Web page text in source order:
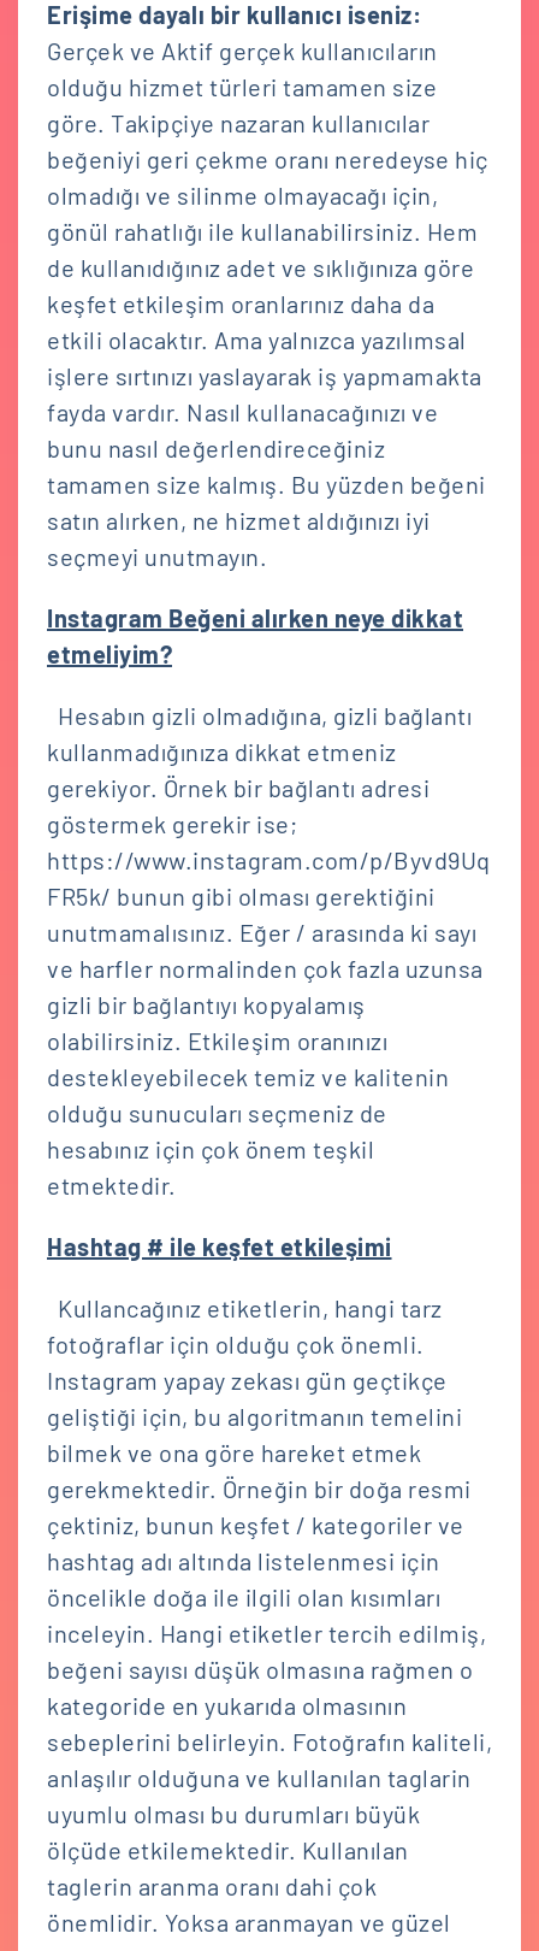
Erişime dayalı bir kullanıcı iseniz:
Gerçek ve Aktif gerçek kullanıcıların
olduğu hizmet türleri tamamen size
göre. Takipçiye nazaran kullanıcılar
beğeniyi geri çekme oranı neredeyse hiç
olmadığı ve silinme olmayacağı için,
gönül rahatlığı ile kullanabilirsiniz. Hem
de kullanıdığınız adet ve sıklığınıza göre
keşfet etkileşim oranlarınız daha da
etkili olacaktır. Ama yalnızca yazılımsal
işlere sırtınızı yaslayarak iş yapmamakta
fayda vardır. Nasıl kullanacağınızı ve
bunu nasıl değerlendireceğiniz
tamamen size kalmış. Bu yüzden beğeni
satın alırken, ne hizmet aldığınızı iyi
seçmeyi unutmayın.
Instagram Beğeni alırken neye dikkat
etmeliyim?
Hesabın gizli olmadığına, gizli bağlantı
kullanmadığınıza dikkat etmeniz
gerekiyor. Örnek bir bağlantı adresi
göstermek gerekir ise;
https://www.instagram.com/p/Byvd9Uq
FR5k/ bunun gibi olması gerektiğini
unutmamalısınız. Eğer / arasında ki sayı
ve harfler normalinden çok fazla uzunsa
gizli bir bağlantıyı kopyalamış
olabilirsiniz. Etkileşim oranınızı
destekleyebilecek temiz ve kalitenin
olduğu sunucuları seçmeniz de
hesabınız için çok önem teşkil
etmektedir.
Hashtag # ile keşfet etkileşimi
Kullancağınız etiketlerin, hangi tarz
fotoğraflar için olduğu çok önemli.
Instagram yapay zekası gün geçtikçe
geliştiği için, bu algoritmanın temelini
bilmek ve ona göre hareket etmek
gerekmektedir. Örneğin bir doğa resmi
çektiniz, bunun keşfet / kategoriler ve
hashtag adı altında listelenmesi için
öncelikle doğa ile ilgili olan kısımları
inceleyin. Hangi etiketler tercih edilmiş,
beğeni sayısı düşük olmasına rağmen o
kategoride en yukarıda olmasının
sebeplerini belirleyin. Fotoğrafın kaliteli,
anlaşılır olduğuna ve kullanılan taglarin
uyumlu olması bu durumları büyük
ölçüde etkilemektedir. Kullanılan
taglerin aranma oranı dahi çok
önemlidir. Yoksa aranmayan ve güzel